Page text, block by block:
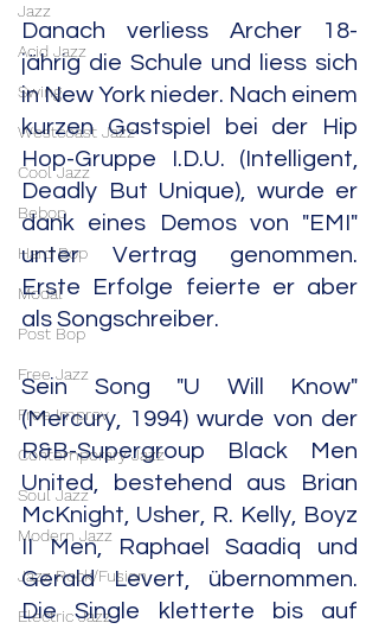
Jazz
Acid Jazz
Swing
Westcoast Jazz
Cool Jazz
Bebop
Hard Bop
Modal
Post Bop
Free Jazz
Free Improv
Contemporary Jazz
Soul Jazz
Modern Jazz
Jazz Rock/Fusion
Electric Jazz
Danach verliess Archer 18-
jährig die Schule und liess sich
in New York nieder. Nach einem
kurzen Gastspiel bei der Hip
Hop-Gruppe I.D.U. (Intelligent,
Deadly But Unique), wurde er
dank eines Demos von "EMI"
unter Vertrag genommen.
Erste Erfolge feierte er aber
als Songschreiber.
Sein Song "U Will Know"
(Mercury, 1994) wurde von der
R&B-Supergroup Black Men
United, bestehend aus Brian
McKnight, Usher, R. Kelly, Boyz
II Men, Raphael Saadiq und
Gerald Levert, übernommen.
Die Single kletterte bis auf